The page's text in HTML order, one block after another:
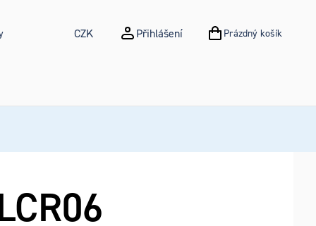
CZK Přihlášení NÁKUPNÍ KOŠÍK
Prázdný košík